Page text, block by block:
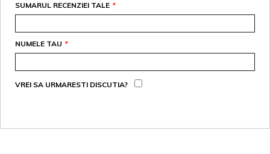
*
SUMARUL RECENZIEI TALE
*
NUMELE TAU
VREI SA URMARESTI DISCUTIA?